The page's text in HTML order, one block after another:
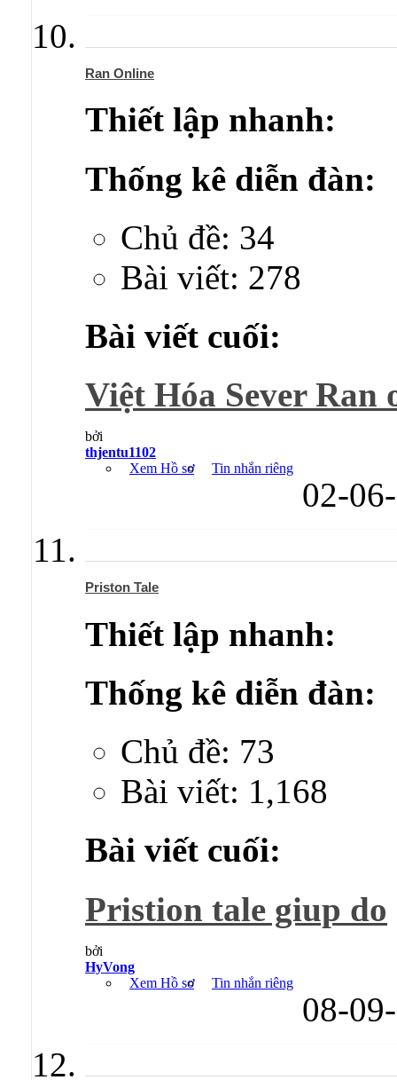
Ran Online
Thiết lập nhanh:
Thống kê diễn đàn:
Chủ đề: 34
Bài viết: 278
Bài viết cuối:
Việt Hóa Sever Ran
bởi
thjentu1102
Xem Hồ sơ
Tin nhắn riêng
02-
Priston Tale
Thiết lập nhanh:
Thống kê diễn đàn:
Chủ đề: 73
Bài viết: 1,168
Bài viết cuối:
Pristion tale giup do
bởi
HyVong
Xem Hồ sơ
Tin nhắn riêng
08-